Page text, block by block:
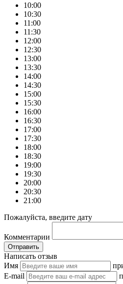
10:00
10:30
11:00
11:30
12:00
12:30
13:00
13:30
14:00
14:30
15:00
15:30
16:00
16:30
17:00
17:30
18:00
18:30
19:00
19:30
20:00
20:30
21:00
Пожалуйста, введите дату
Комментарии
Отправить
Написать отзыв
Имя
E-mail